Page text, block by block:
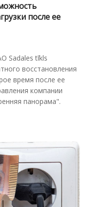
после ее
Sadales tīkls
восстановления
время после ее
компании
панорама".